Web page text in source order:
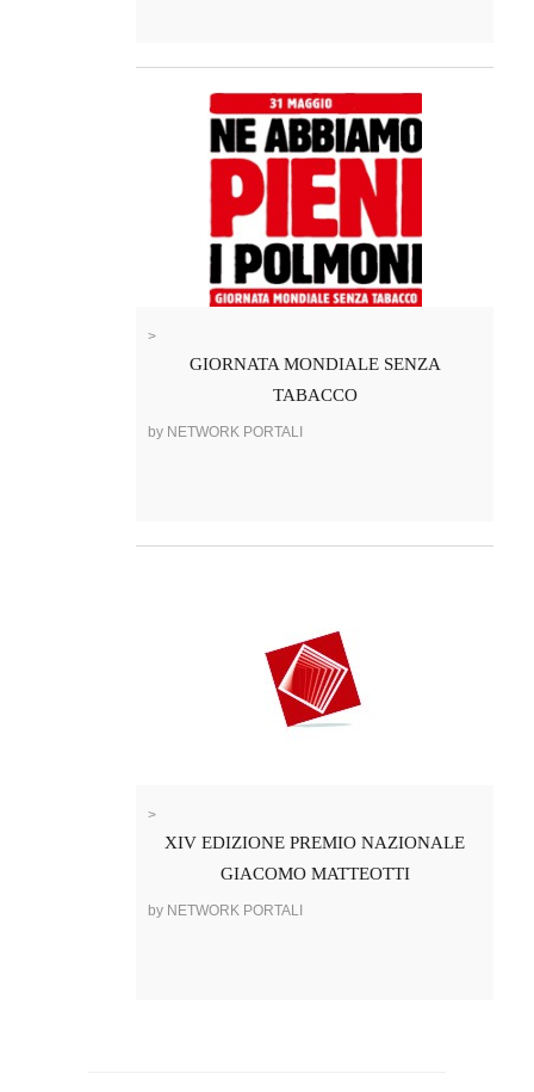
>
GIORNATA MONDIALE SENZA
TABACCO
by NETWORK PORTALI
>
XIV EDIZIONE PREMIO NAZIONALE
GIACOMO MATTEOTTI
by NETWORK PORTALI